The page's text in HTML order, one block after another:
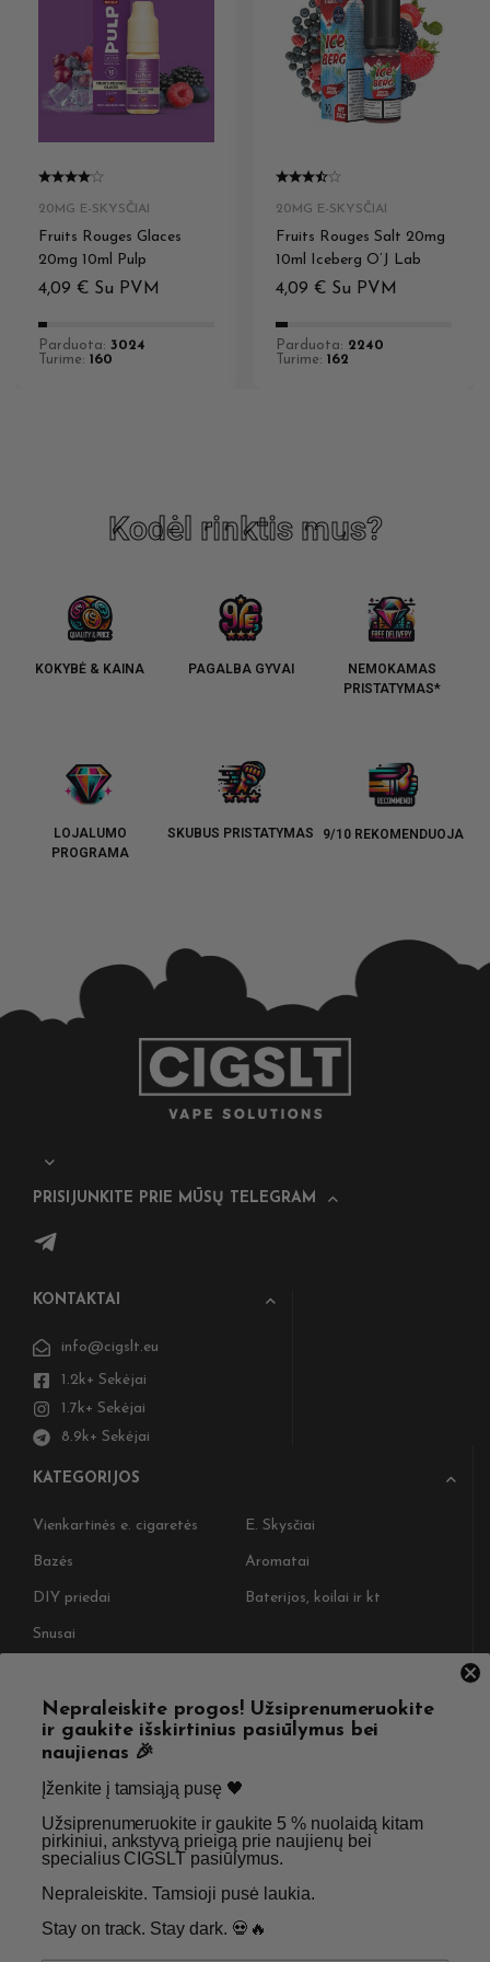
20MG E-SKYSČIAI
Fruits Rouges Glaces
20mg 10ml Pulp
4,09 € Su PVM
Parduota: 3024
Turime: 160
20MG E-SKYSČIAI
Fruits Rouges Salt 20mg
10ml Iceberg O’J Lab
4,09 € Su PVM
Parduota: 2240
Turime: 162
Kodėl rinktis mus?
KOKYBĖ & KAINA PAGALBA GYVAI
NEMOKAMAS
PRISTATYMAS*
LOJALUMO
PROGRAMA
SKUBUS PRISTATYMAS 9/10 REKOMENDUOJA
PRISIJUNKITE PRIE MŪSŲ TELEGRAM
KONTAKTAI
info@cigslt.eu
1.2k+ Sekėjai
1.7k+ Sekėjai
8.9k+ Sekėjai
KATEGORIJOS
Vienkartinės e. cigaretės E. Skysčiai
Bazės Aromatai
DIY priedai Baterijos, koilai ir kt
Snusai
Pristatymas Taisyklės & Nuostatos
Straipsniai
Kontaktai Didmenos užklausos
SKIRTA TIK SUAUGUSIEMS NIKOTINO VARTOTOJAMS.
Nepraleiskite progos! Užsiprenumeruokite
ir gaukite išskirtinius pasiūlymus bei
naujienas 🎉
Įženkite į tamsiąją pusę 🖤 ​
Užsiprenumeruokite ir gaukite 5 % nuolaidą kitam
pirkiniui, ankstyvą prieigą prie naujienų bei
specialius CIGSLT pasiūlymus. ​
Nepraleiskite. Tamsioji pusė laukia.
Stay on track. Stay dark. 💀🔥